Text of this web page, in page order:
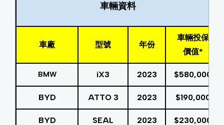
新港城
2643
將軍澳 33
Tesla、易
Charge
及其他
車輛資料
車廠 型號 年份
車輛投保
價值*
BMW iX3 2023 $580,000
BYD ATTO 3 2023 $190,000
BYD SEAL 2023 $230,000